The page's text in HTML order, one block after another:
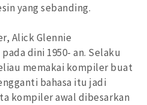
yang sebanding.
Alick Glennie
dini 1950- an. Selaku
memakai kompiler buat
bahasa itu jadi
kompiler awal dibesarkan